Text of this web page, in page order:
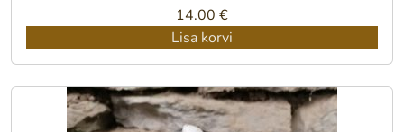
14.00 €
Lisa korvi